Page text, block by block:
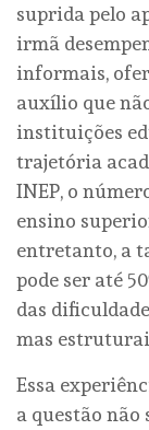
suprida pelo
irmã
informais,
auxílio que
instituições
trajetória
INEP, o
ensino
entretanto, a
pode ser até
das
mas
Essa
a questão não